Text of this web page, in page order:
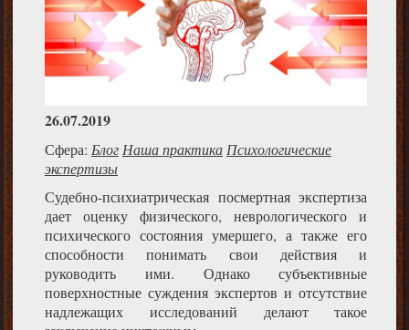
26.07.2019
Сфера: Блог Наша практика Психологические
экспертизы
Судебно-психиатрическая посмертная экспертиза
дает оценку физического, неврологического и
психического состояния умершего, а также его
способности понимать свои действия и
руководить ими. Однако субъективные
поверхностные суждения экспертов и отсутствие
надлежащих исследований делают такое